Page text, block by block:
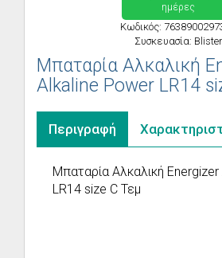
ημέρες
Κωδικός:
Συσκευασία: Blister
Μπαταρία Αλκαλική
Alkaline Power LR14
Περιγραφή
Μπαταρία Αλκαλική
LR14 size C Τεμ